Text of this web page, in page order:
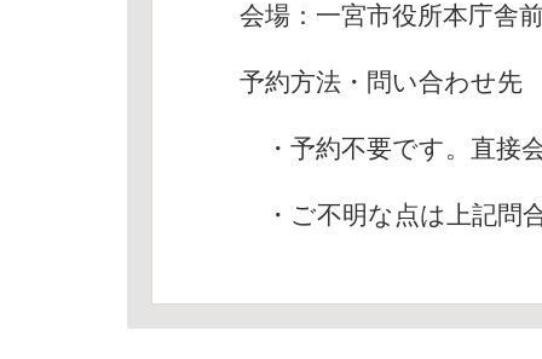
会場：一宮市役所本庁舎
予約方法・問い合わせ先
・予約不要です。直接会
・ご不明な点は上記問合